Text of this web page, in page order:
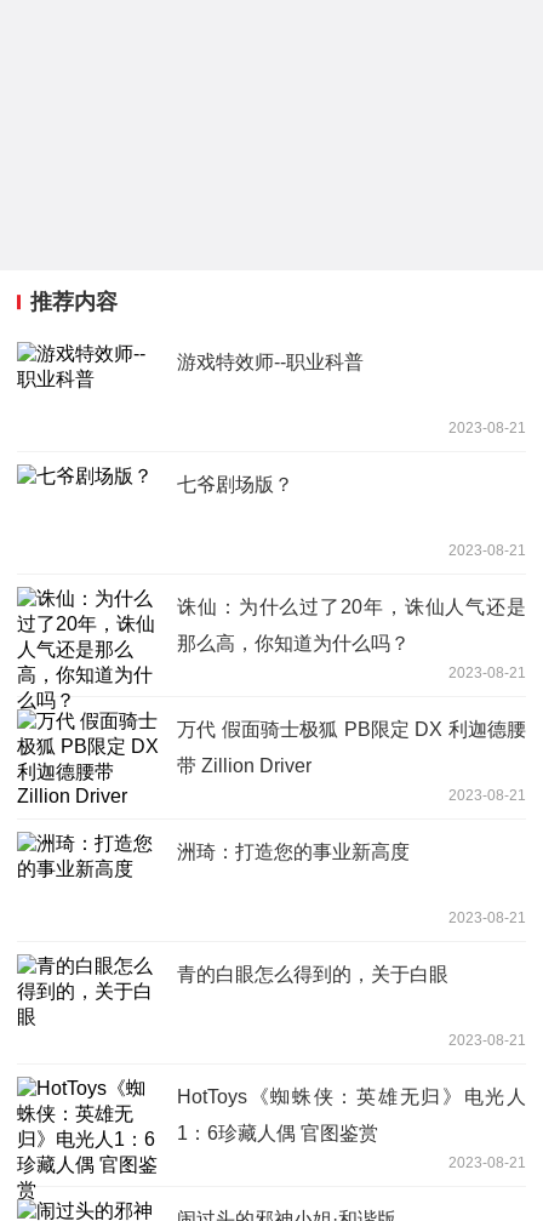
推荐内容
游戏特效师--职业科普
2023-08-21
七爷剧场版？
2023-08-21
诛仙：为什么过了20年，诛仙人气还是
那么高，你知道为什么吗？
2023-08-21
万代 假面骑士极狐 PB限定 DX 利迦德腰
带 Zillion Driver
2023-08-21
洲琦：打造您的事业新高度
2023-08-21
青的白眼怎么得到的，关于白眼
2023-08-21
HotToys《蜘蛛侠：英雄无归》电光人
1：6珍藏人偶 官图鉴赏
2023-08-21